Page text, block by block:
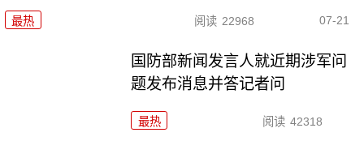
最热 阅读 22968 07-21
国防部新闻发言人就近期涉军问
题发布消息并答记者问
最热 阅读 42318